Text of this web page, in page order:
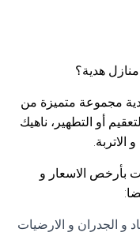
هدية؟
مجموعة متميزة من
أو التطهير، ناهيك
بأرخص الاسعار و
و الجدران و الارضيات